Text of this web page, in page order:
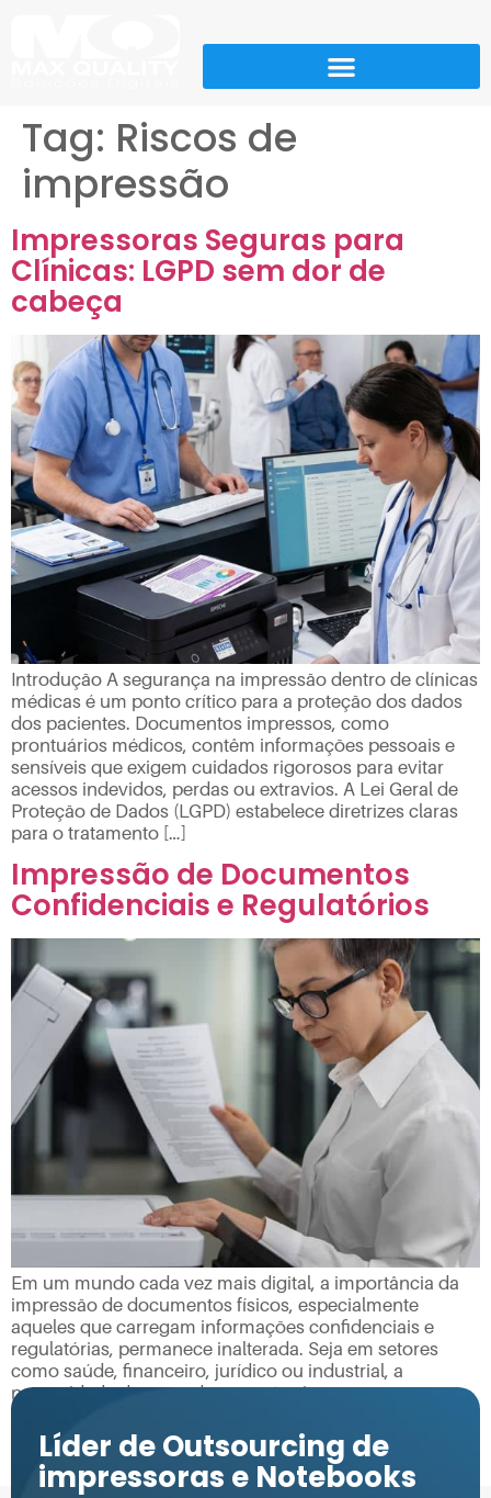
Tag: Riscos de
impressão
Impressoras Seguras para
Clínicas: LGPD sem dor de
cabeça
Introdução A segurança na impressão dentro de clínicas
médicas é um ponto crítico para a proteção dos dados
dos pacientes. Documentos impressos, como
prontuários médicos, contêm informações pessoais e
sensíveis que exigem cuidados rigorosos para evitar
acessos indevidos, perdas ou extravios. A Lei Geral de
Proteção de Dados (LGPD) estabelece diretrizes claras
para o tratamento […]
Impressão de Documentos
Confidenciais e Regulatórios
Em um mundo cada vez mais digital, a importância da
impressão de documentos físicos, especialmente
aqueles que carregam informações confidenciais e
regulatórias, permanece inalterada. Seja em setores
como saúde, financeiro, jurídico ou industrial, a
necessidade de gerar documentos impressos com
segurança e qualidade é constante. Documentos
confidenciais abrangem qualquer informação sensível
que possa comprometer a […]
Líder de Outsourcing de
impressoras e Notebooks